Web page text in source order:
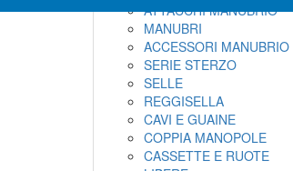
ATTACCHI MANUBRIO
MANUBRI
ACCESSORI MANUBRIO
SERIE STERZO
SELLE
REGGISELLA
CAVI E GUAINE
COPPIA MANOPOLE
CASSETTE E RUOTE